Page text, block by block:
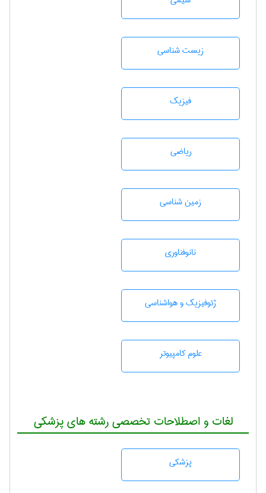
زيست شناسی
فیزیک
رياضی
زمين شناسی
نانوفناوری
ژئوفيزيك و هواشناسی
علوم کامپیوتر
لغات و اصطلاحات تخصصی رشته های پزشکی
پزشكی